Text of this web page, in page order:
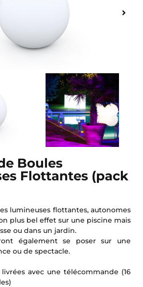
Boules
Flottantes (pack
lumineuses flottantes, autonomes
plus bel effet sur une piscine mais
ou dans un jardin.
également se poser sur une
ou de spectacle.
avec une télécommande (16